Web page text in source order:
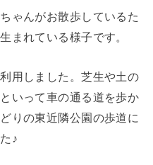
ゃんがお散歩しているた
まれている様子です。
用しました。芝生や土の
いって車の通る道を歩か
りの東近隣公園の歩道に
♪